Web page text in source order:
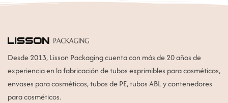
Desde 2013, Lisson Packaging cuenta con más de 20 años de
experiencia en la fabricación de tubos exprimibles para cosméticos,
envases para cosméticos, tubos de PE, tubos ABL y contenedores
para cosméticos.